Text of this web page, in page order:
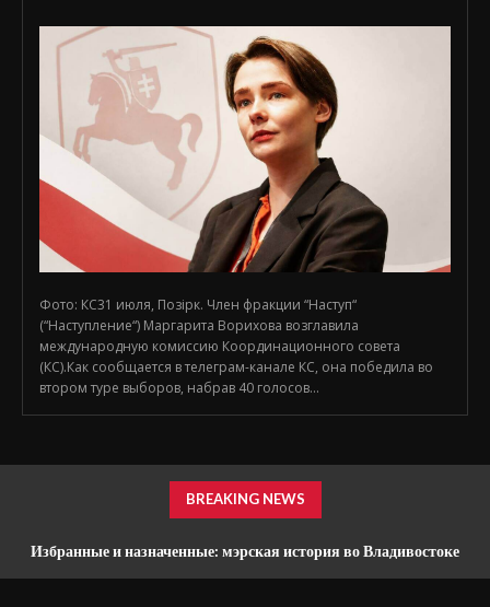
Фото: КС31 июля, Позірк. Член фракции “Наступ“
(“Наступление“) Маргарита Ворихова возглавила
международную комиссию Координационного совета
(КС).Как сообщается в телеграм-канале КС, она победила во
втором туре выборов, набрав 40 голосов...
BREAKING NEWS
Избранные и назначенные: мэрская история во Владивостоке